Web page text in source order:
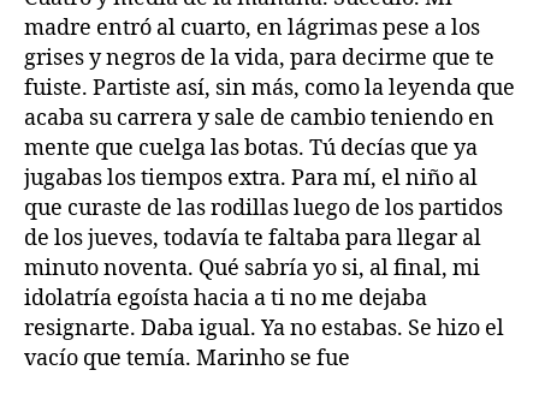
madre entró al cuarto, en lágrimas pese a los
grises y negros de la vida, para decirme que te
fuiste. Partiste así, sin más, como la leyenda que
acaba su carrera y sale de cambio teniendo en
mente que cuelga las botas. Tú decías que ya
jugabas los tiempos extra. Para mí, el niño al
que curaste de las rodillas luego de los partidos
de los jueves, todavía te faltaba para llegar al
minuto noventa. Qué sabría yo si, al final, mi
idolatría egoísta hacia a ti no me dejaba
resignarte. Daba igual. Ya no estabas. Se hizo el
vacío que temía. Marinho se fue